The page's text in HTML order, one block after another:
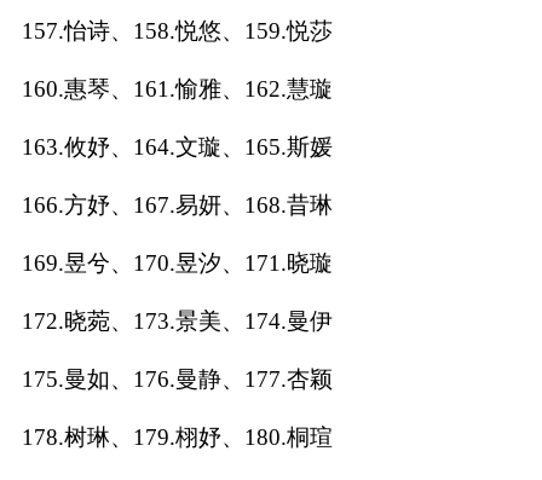
157.怡诗、158.悦悠、159.悦莎
160.惠琴、161.愉雅、162.慧璇
163.攸妤、164.文璇、165.斯媛
166.方妤、167.易妍、168.昔琳
169.昱兮、170.昱汐、171.晓璇
172.晓菀、173.景美、174.曼伊
175.曼如、176.曼静、177.杏颖
178.树琳、179.栩妤、180.桐瑄